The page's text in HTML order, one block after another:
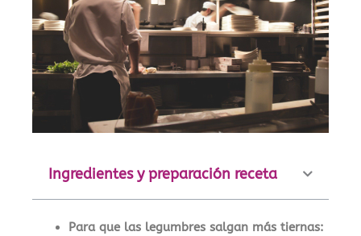
Ingredientes y preparación receta
Para que las legumbres salgan más tiernas: